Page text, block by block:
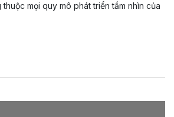
mọi quy mô phát triển tầm nhìn của